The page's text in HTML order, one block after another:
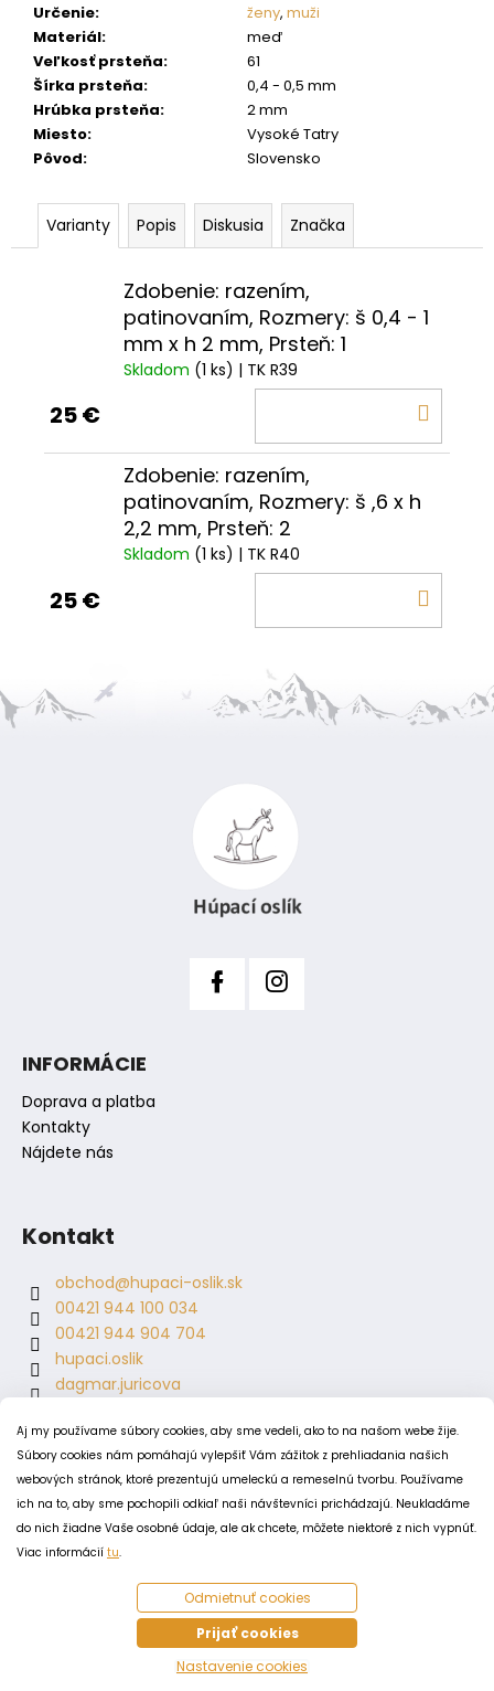
Aj my používame súbory cookies, aby sme vedeli, ako to na našom webe žije.
Súbory cookies nám pomáhajú vylepšiť Vám zážitok z prehliadania našich
webových stránok, ktoré prezentujú umeleckú a remeselnú tvorbu. Používame
ich na to, aby sme pochopili odkiaľ naši návštevníci prichádzajú. Neukladáme
do nich žiadne Vaše osobné údaje, ale ak chcete, môžete niektoré z nich vypnúť.
Viac informácií tu.
Odmietnuť cookies
Prijať cookies
Nastavenie cookies
Určenie: ženy, muži
Materiál:
meď
Veľkosť prsteňa:
61
Šírka prsteňa:
0,4 - 0,5 mm
Hrúbka prsteňa:
2 mm
Miesto:
Vysoké Tatry
Pôvod: Slovensko
Varianty Popis Diskusia Značka
Zdobenie: razením,
patinovaním, Rozmery: š 0,4 - 1
mm x h 2 mm, Prsteň: 1
Skladom (1 ks) | TK R39
25 €
Zdobenie: razením,
patinovaním, Rozmery: š ,6 x h
2,2 mm, Prsteň: 2
Skladom (1 ks) | TK R40
25 €
INFORMÁCIE
Doprava a platba
Kontakty
Nájdete nás
Kontakt
obchod@hupaci-oslik.sk
00421 944 100 034
00421 944 904 704
hupaci.oslik
dagmar.juricova
PODMIENKY
Obchodné podmienky
Odstúpenie od zmluvy
Zásady spracovania a ochrany osobných údajov
Zásady používania súborov cookie
Vytvoril Shoptet
Húpací oslík. Všetky práva vyhradené.